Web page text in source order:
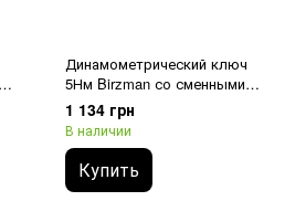
Динамометрический ключ
5Нм Birzman со сменными
насадками
1 134 грн
В наличии
Купить